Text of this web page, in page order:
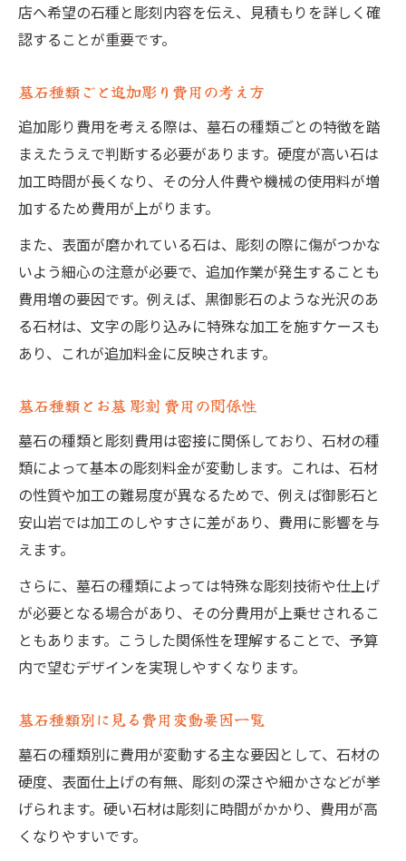
店へ希望の石種と彫刻内容を伝え、見積もりを詳しく確
認することが重要です。
墓石種類ごと追加彫り費用の考え方
追加彫り費用を考える際は、墓石の種類ごとの特徴を踏
まえたうえで判断する必要があります。硬度が高い石は
加工時間が長くなり、その分人件費や機械の使用料が増
加するため費用が上がります。
また、表面が磨かれている石は、彫刻の際に傷がつかな
いよう細心の注意が必要で、追加作業が発生することも
費用増の要因です。例えば、黒御影石のような光沢のあ
る石材は、文字の彫り込みに特殊な加工を施すケースも
あり、これが追加料金に反映されます。
墓石種類とお墓 彫刻 費用の関係性
墓石の種類と彫刻費用は密接に関係しており、石材の種
類によって基本の彫刻料金が変動します。これは、石材
の性質や加工の難易度が異なるためで、例えば御影石と
安山岩では加工のしやすさに差があり、費用に影響を与
えます。
さらに、墓石の種類によっては特殊な彫刻技術や仕上げ
が必要となる場合があり、その分費用が上乗せされるこ
ともあります。こうした関係性を理解することで、予算
内で望むデザインを実現しやすくなります。
墓石種類別に見る費用変動要因一覧
墓石の種類別に費用が変動する主な要因として、石材の
硬度、表面仕上げの有無、彫刻の深さや細かさなどが挙
げられます。硬い石材は彫刻に時間がかかり、費用が高
くなりやすいです。